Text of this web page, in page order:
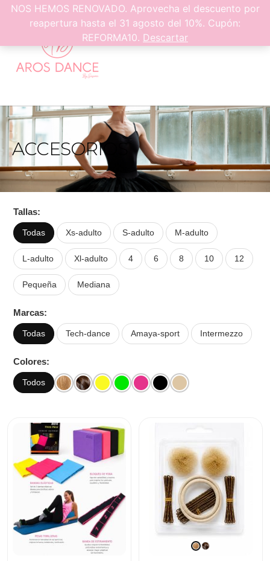
NOS HEMOS RENOVADO. Aprovecha el descuento por
reapertura hasta el 31 agosto del 10%. Cupón:
REFORMA10. Descartar
0
ACCESORIOS
Tallas:
Todas Xs-adulto S-adulto M-adulto
L-adulto Xl-adulto 4 6 8 10 12
Pequeña Mediana
Marcas:
Todas Tech-dance Amaya-sport Intermezzo
Colores:
Todos